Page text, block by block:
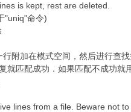
is kept, rest are deleted.
"uniq"命令)
附加在模式空间，然后进行查
就匹配成功．如果匹配不成功就
lines from a file. Beware not to